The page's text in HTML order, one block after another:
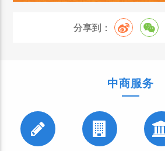
分享到：
中商服务